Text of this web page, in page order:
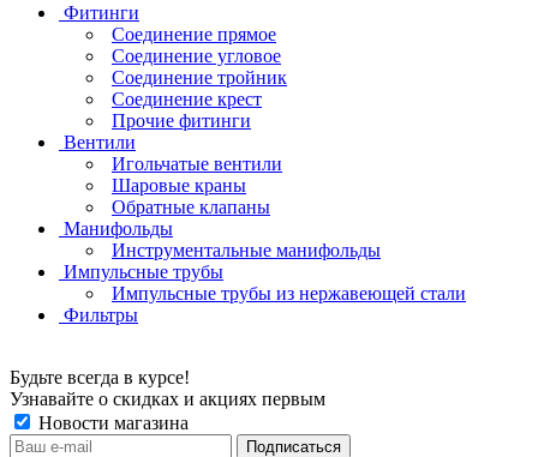
Фитинги
Соединение прямое
Соединение угловое
Соединение тройник
Соединение крест
Прочие фитинги
Вентили
Игольчатые вентили
Шаровые краны
Обратные клапаны
Манифольды
Инструментальные манифольды
Импульсные трубы
Импульсные трубы из нержавеющей стали
Фильтры
Будьте всегда в курсе!
Узнавайте о скидках и акциях первым
Новости магазина